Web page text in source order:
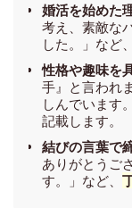
婚活を始めた
考え、素敵な
した。」など、
性格や趣味を
手』と言われ
しんでいます
記載します。
結びの言葉で
ありがとうご
す。」など、